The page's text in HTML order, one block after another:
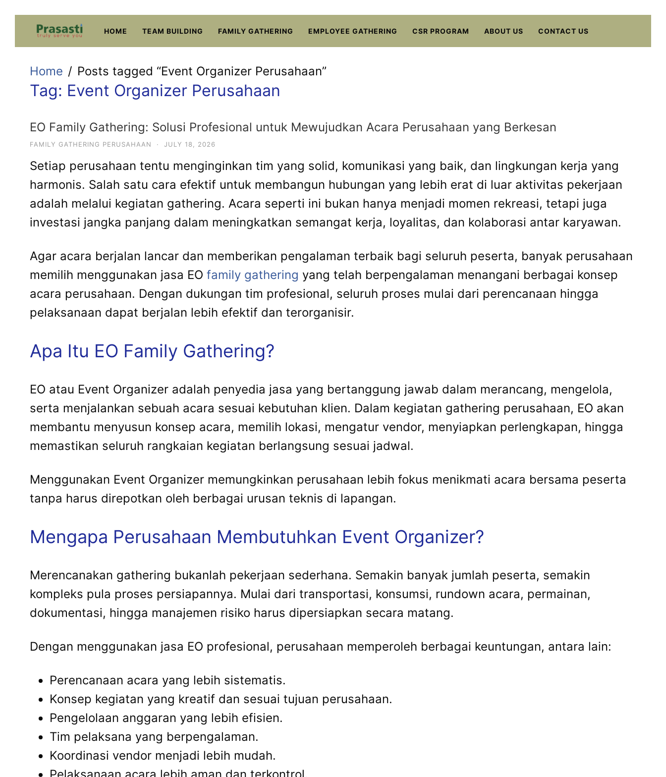
content
HOME TEAM BUILDING FAMILY GATHERING EMPLOYEE GATHERING CSR PROGRAM ABOUT US CONTACT US
Home Posts tagged “Event Organizer Perusahaan”
Tag: Event Organizer Perusahaan
EO Family Gathering: Solusi Profesional untuk Mewujudkan Acara Perusahaan yang Berkesan
FAMILY GATHERING PERUSAHAAN · JULY 18, 2026
Setiap perusahaan tentu menginginkan tim yang solid, komunikasi yang baik, dan lingkungan kerja yang
harmonis. Salah satu cara efektif untuk membangun hubungan yang lebih erat di luar aktivitas pekerjaan
adalah melalui kegiatan gathering. Acara seperti ini bukan hanya menjadi momen rekreasi, tetapi juga
investasi jangka panjang dalam meningkatkan semangat kerja, loyalitas, dan kolaborasi antar karyawan.
Agar acara berjalan lancar dan memberikan pengalaman terbaik bagi seluruh peserta, banyak perusahaan
memilih menggunakan jasa EO family gathering yang telah berpengalaman menangani berbagai konsep
acara perusahaan. Dengan dukungan tim profesional, seluruh proses mulai dari perencanaan hingga
pelaksanaan dapat berjalan lebih efektif dan terorganisir.
Apa Itu EO Family Gathering?
EO atau Event Organizer adalah penyedia jasa yang bertanggung jawab dalam merancang, mengelola,
serta menjalankan sebuah acara sesuai kebutuhan klien. Dalam kegiatan gathering perusahaan, EO akan
membantu menyusun konsep acara, memilih lokasi, mengatur vendor, menyiapkan perlengkapan, hingga
memastikan seluruh rangkaian kegiatan berlangsung sesuai jadwal.
Menggunakan Event Organizer memungkinkan perusahaan lebih fokus menikmati acara bersama peserta
tanpa harus direpotkan oleh berbagai urusan teknis di lapangan.
Mengapa Perusahaan Membutuhkan Event Organizer?
Merencanakan gathering bukanlah pekerjaan sederhana. Semakin banyak jumlah peserta, semakin
kompleks pula proses persiapannya. Mulai dari transportasi, konsumsi, rundown acara, permainan,
dokumentasi, hingga manajemen risiko harus dipersiapkan secara matang.
Dengan menggunakan jasa EO profesional, perusahaan memperoleh berbagai keuntungan, antara lain:
Perencanaan acara yang lebih sistematis.
Konsep kegiatan yang kreatif dan sesuai tujuan perusahaan.
Pengelolaan anggaran yang lebih efisien.
Tim pelaksana yang berpengalaman.
Koordinasi vendor menjadi lebih mudah.